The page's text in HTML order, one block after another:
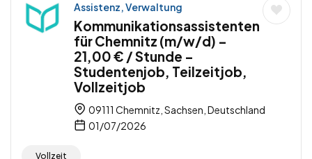
Assistenz, Verwaltung
Kommunikationsassistenten
für Chemnitz (m/w/d) –
21,00 € / Stunde –
Studentenjob, Teilzeitjob,
Vollzeitjob
09111 Chemnitz, Sachsen, Deutschland
01/07/2026
Vollzeit